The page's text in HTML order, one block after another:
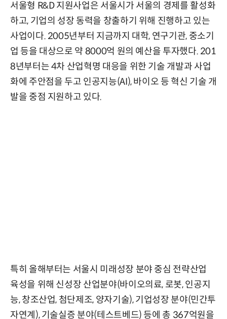
서울형 R&D 지원사업은 서울시가 서울의 경제를 활성화
하고, 기업의 성장 동력을 창출하기 위해 진행하고 있는
사업이다. 2005년부터 지금까지 대학, 연구기관, 중소기
업 등을 대상으로 약 8000억 원의 예산을 투자했다. 201
8년부터는 4차 산업혁명 대응을 위한 기술 개발과 사업
화에 주안점을 두고 인공지능(AI), 바이오 등 혁신 기술 개
발을 중점 지원하고 있다.
특히 올해부터는 서울시 미래성장 분야 중심 전략산업
육성을 위해 신성장 산업분야(바이오의료, 로봇, 인공지
능, 창조산업, 첨단제조, 양자기술), 기업성장 분야(민간투
자연계), 기술실증 분야(테스트베드) 등에 총 367억원을